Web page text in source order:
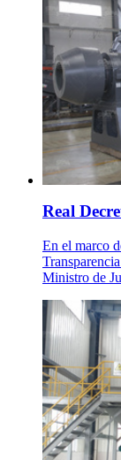
Real
En el marco
Ministro de